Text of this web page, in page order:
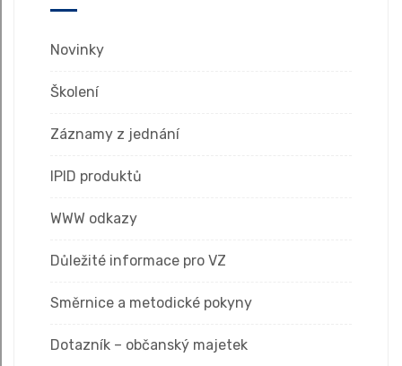
Novinky
Školení
Záznamy z jednání
IPID produktů
WWW odkazy
Důležité informace pro VZ
Směrnice a metodické pokyny
Dotazník – občanský majetek